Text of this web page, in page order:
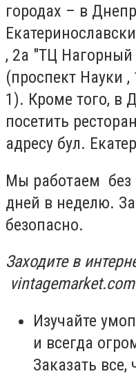
городах – в
, 2а "ТЦ
(проспект Науки
1). Кроме того, в
посетить
адресу бул.
Мы работаем без
дней в неделю.
безопасно.
Заходите в
Изучайте
и всегда
Заказать все,